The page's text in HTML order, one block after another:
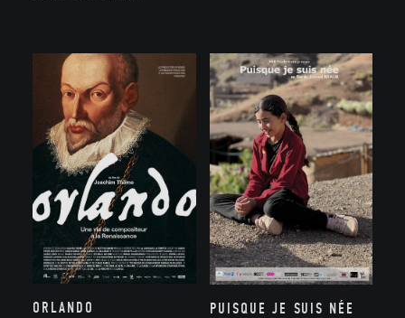
ORLANDO PUISQUE JE SUIS NÉE